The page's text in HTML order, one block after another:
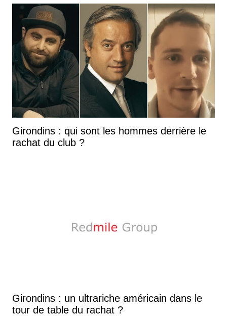
Girondins : qui sont les hommes derrière le
rachat du club ?
Girondins : un ultrariche américain dans le
tour de table du rachat ?